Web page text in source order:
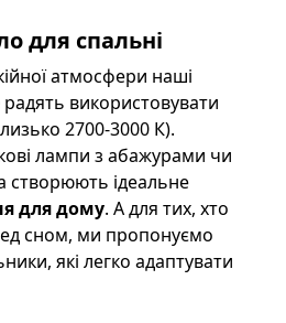
для спальні
атмосфери наші
радять використовувати
2700-3000 К).
лампи з абажурами чи
створюють ідеальне
для дому. А для тих, хто
сном, ми пропонуємо
які легко адаптувати